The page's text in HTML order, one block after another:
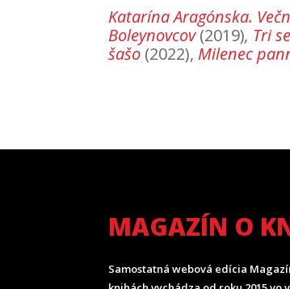
Katarína Aragónska.
Boleynovcov (2019), Tri
šašo (2022), Milenec
MAGAZÍN O
Samostatná webová edícia